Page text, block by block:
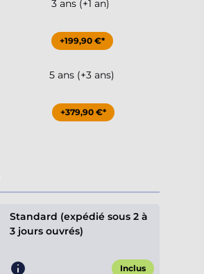
3 ans (+1 an)
+199,90 €*
5 ans (+3 ans)
+379,90 €*
Standard (expédié sous 2 à
3 jours ouvrés)
Inclus